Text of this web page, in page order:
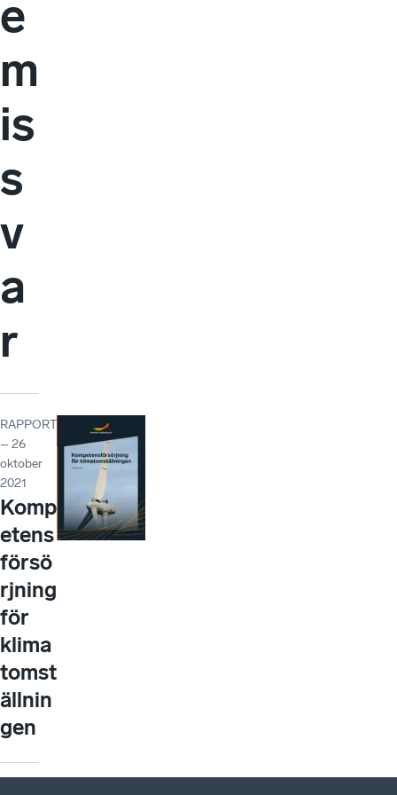
e
m
is
s
v
a
r
RAPPORT
– 26
oktober
2021
Komp
etens
försö
rjning
för
klima
tomst
ällnin
gen